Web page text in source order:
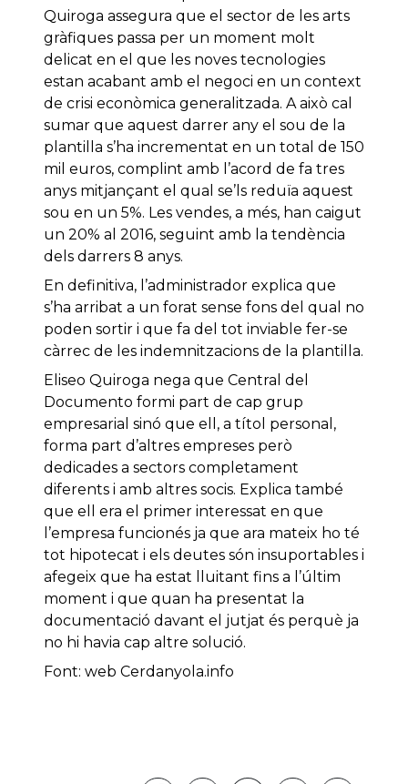
Quiroga assegura que el sector de les arts
gràfiques passa per un moment molt
delicat en el que les noves tecnologies
estan acabant amb el negoci en un context
de crisi econòmica generalitzada. A això cal
sumar que aquest darrer any el sou de la
plantilla s’ha incrementat en un total de 150
mil euros, complint amb l’acord de fa tres
anys mitjançant el qual se’ls reduïa aquest
sou en un 5%. Les vendes, a més, han caigut
un 20% al 2016, seguint amb la tendència
dels darrers 8 anys.
En definitiva, l’administrador explica que
s’ha arribat a un forat sense fons del qual no
poden sortir i que fa del tot inviable fer-se
càrrec de les indemnitzacions de la plantilla.
Eliseo Quiroga nega que Central del
Documento formi part de cap grup
empresarial sinó que ell, a títol personal,
forma part d’altres empreses però
dedicades a sectors completament
diferents i amb altres socis. Explica també
que ell era el primer interessat en que
l’empresa funcionés ja que ara mateix ho té
tot hipotecat i els deutes són insuportables i
afegeix que ha estat lluitant fins a l’últim
moment i que quan ha presentat la
documentació davant el jutjat és perquè ja
no hi havia cap altre solució.
Font: web Cerdanyola.info